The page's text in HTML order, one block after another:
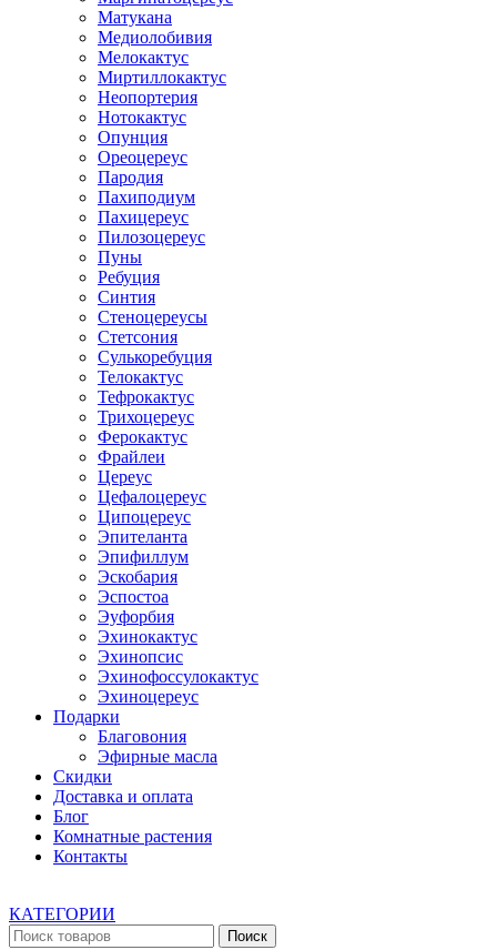
Матукана
Медиолобивия
Мелокактус
Миртиллокактус
Неопортерия
Нотокактус
Опунция
Ореоцереус
Пародия
Пахиподиум
Пахицереус
Пилозоцереус
Пуны
Ребуция
Синтия
Стеноцереусы
Стетсония
Сулькоребуция
Телокактус
Тефрокактус
Трихоцереус
Ферокактус
Фрайлеи
Цереус
Цефалоцереус
Ципоцереус
Эпителанта
Эпифиллум
Эскобария
Эспостоа
Эуфорбия
Эхинокактус
Эхинопсис
Эхинофоссулокактус
Эхиноцереус
Подарки
Благовония
Эфирные масла
Скидки
Доставка и оплата
Блог
Комнатные растения
Контакты
КАТЕГОРИИ
Поиск